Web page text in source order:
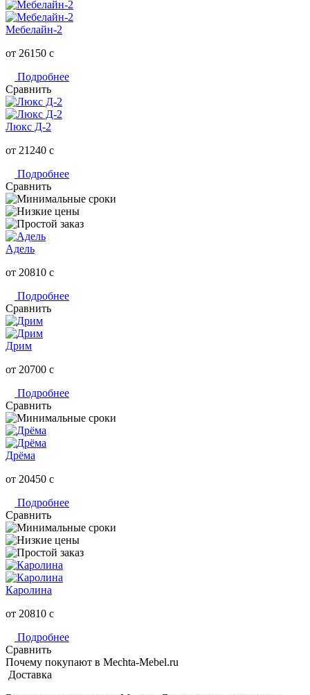
Мебелайн-2
от 26150 c
Подробнее
Сравнить
Люкс Д-2
от 21240 c
Подробнее
Сравнить
Адель
от 20810 c
Подробнее
Сравнить
Дрим
от 20700 c
Подробнее
Сравнить
Дрёма
от 20450 c
Подробнее
Сравнить
Каролина
от 20810 c
Подробнее
Сравнить
Почему покупают в Mechta-Mebel.ru
Доставка